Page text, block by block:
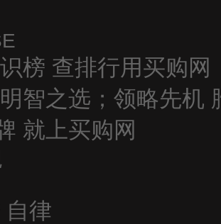
榜 查排行用买购网
智之选；领略先机
就上买购网
自律